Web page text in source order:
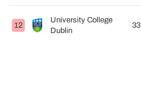
12
University College
Dublin
33